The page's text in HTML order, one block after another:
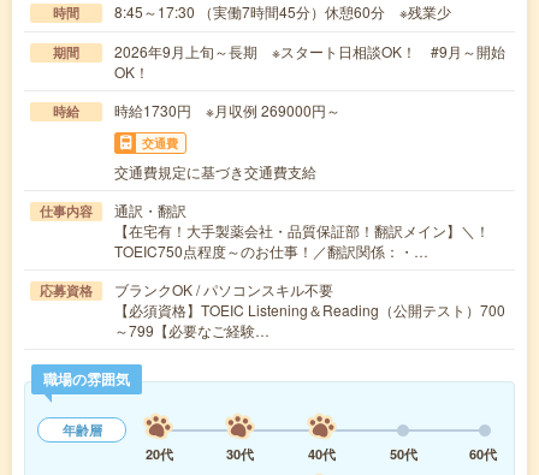
時間 8:45～17:30 （実働7時間45分）休憩60分 ※残業少
期間
2026年9月上旬～長期 ※スタート日相談OK！ #9月～開始
OK！
時給 時給1730円 ※月収例 269000円～
交通費
交通費規定に基づき交通費支給
仕事内容
通訳・翻訳
【在宅有！大手製薬会社・品質保証部！翻訳メイン】＼！
TOEIC750点程度～のお仕事！／翻訳関係：・…
応募資格
ブランクOK / パソコンスキル不要
【必須資格】TOEIC Listening＆Reading（公開テスト）700
～799【必要なご経験…
職場の雰囲気
年齢層
20代
30代 40代 50代
60代